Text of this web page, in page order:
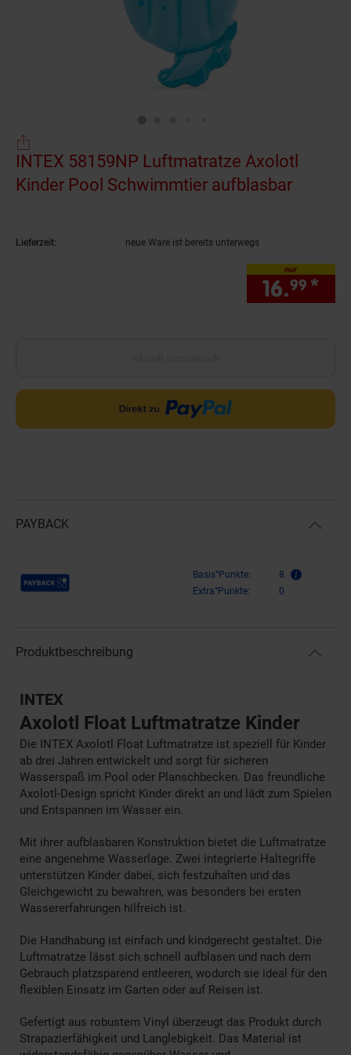
INTEX 58159NP Luftmatratze Axolotl
Kinder Pool Schwimmtier aufblasbar
Lieferzeit: neue Ware ist bereits unterwegs
nur
16.99 *
PAYBACK
Payback Punkte Basis°Punkte:
8
Extra°Punkte:
0
Produktbeschreibung
INTEX
Axolotl Float Luftmatratze Kinder
Die INTEX Axolotl Float Luftmatratze ist speziell für Kinder
ab drei Jahren entwickelt und sorgt für sicheren
Wasserspaß im Pool oder Planschbecken. Das freundliche
Axolotl-Design spricht Kinder direkt an und lädt zum Spielen
und Entspannen im Wasser ein.
Mit ihrer aufblasbaren Konstruktion bietet die Luftmatratze
eine angenehme Wasserlage. Zwei integrierte Haltegriffe
unterstützen Kinder dabei, sich festzuhalten und das
Gleichgewicht zu bewahren, was besonders bei ersten
Wassererfahrungen hilfreich ist.
Die Handhabung ist einfach und kindgerecht gestaltet. Die
Luftmatratze lässt sich schnell aufblasen und nach dem
Gebrauch platzsparend entleeren, wodurch sie ideal für den
flexiblen Einsatz im Garten oder auf Reisen ist.
Gefertigt aus robustem Vinyl überzeugt das Produkt durch
Strapazierfähigkeit und Langlebigkeit. Das Material ist